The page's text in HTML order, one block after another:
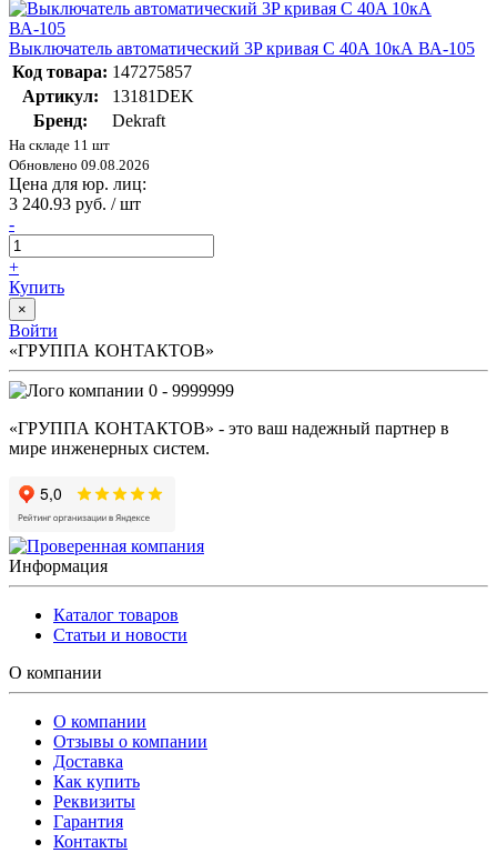
Выключатель автоматический 3P кривая C 40A 10кА ВА-105
Код товара: 147275857
Артикул:
13181DEK
Бренд:
Dekraft
На складе 11 шт
Обновлено 09.08.2026
Цена для юр. лиц:
3 240.93 руб. / шт
-
+
Купить
×
Войти
«ГРУППА КОНТАКТОВ»
0 - 9999999
«ГРУППА КОНТАКТОВ» - это ваш надежный партнер в
мире инженерных систем.
Информация
Каталог товаров
Статьи и новости
О компании
О компании
Отзывы о компании
Доставка
Как купить
Реквизиты
Гарантия
Контакты